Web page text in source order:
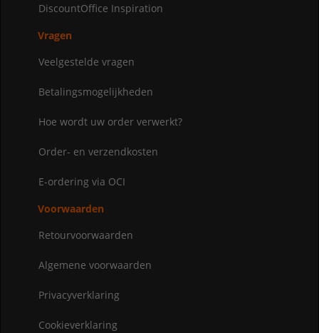
DiscountOffice Inspiration
Vragen
Veelgestelde vragen
Betalingsmogelijkheden
Hoe wordt uw order verwerkt?
Order- en verzendkosten
E-ordering via OCI
Voorwaarden
Retourvoorwaarden
Algemene voorwaarden
Privacyverklaring
Cookieverklaring